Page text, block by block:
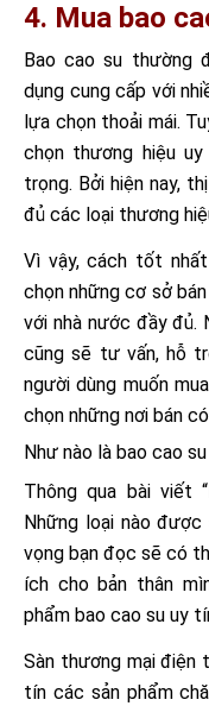
4. Mua bao
Bao cao su thường
dụng cung cấp với
lựa chọn thoải mái.
chọn thương hiệu
trọng. Bởi hiện nay,
đủ các loại thương
Vì vậy, cách tốt
chọn những cơ sở
với nhà nước đầy đủ.
cũng sẽ tư vấn, hỗ
người dùng muốn
chọn những nơi bán
Như nào là bao cao
Thông qua bài viết “
Những loại nào
vọng bạn đọc sẽ có
ích cho bản thân
phẩm bao cao su uy
Sàn thương mại điện
tín các sản phẩm